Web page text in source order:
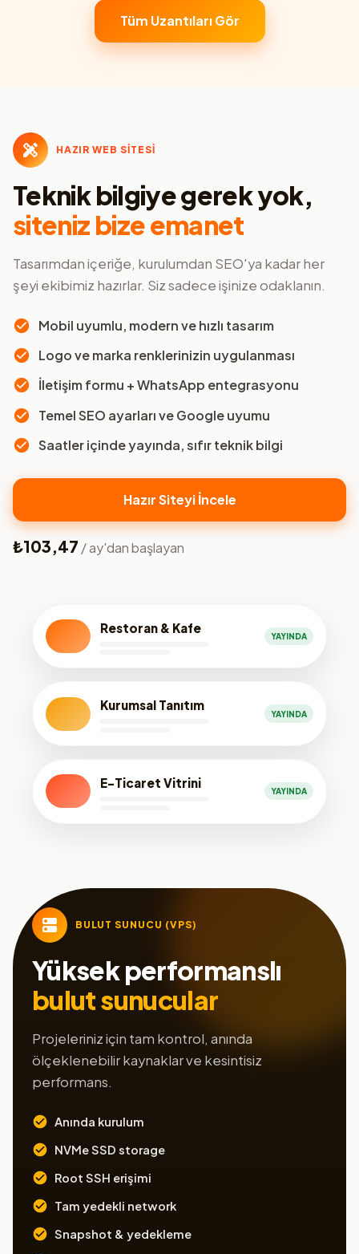
Tüm Uzantıları Gör
HAZIR WEB SİTESİ
Teknik bilgiye gerek yok,
siteniz bize emanet
Tasarımdan içeriğe, kurulumdan SEO'ya kadar her
şeyi ekibimiz hazırlar. Siz sadece işinize odaklanın.
Mobil uyumlu, modern ve hızlı tasarım
Logo ve marka renklerinizin uygulanması
İletişim formu + WhatsApp entegrasyonu
Temel SEO ayarları ve Google uyumu
Saatler içinde yayında, sıfır teknik bilgi
Hazır Siteyi İncele
₺103,47 / ay'dan başlayan
Restoran & Kafe
YAYINDA
Kurumsal Tanıtım
YAYINDA
E-Ticaret Vitrini
YAYINDA
BULUT SUNUCU (VPS)
Yüksek performanslı
bulut sunucular
Projeleriniz için tam kontrol, anında
ölçeklenebilir kaynaklar ve kesintisiz
performans.
Anında kurulum
NVMe SSD storage
Root SSH erişimi
Tam yedekli network
Snapshot & yedekleme